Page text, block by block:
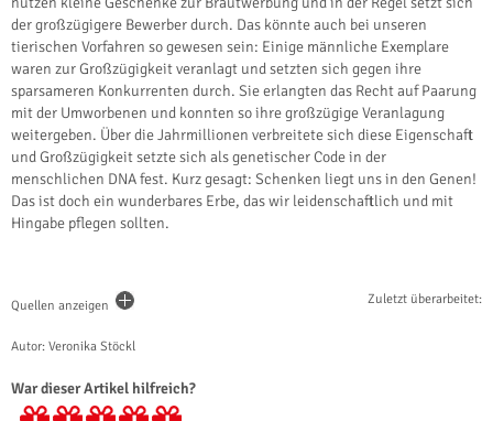
der großzügigere Bewerber durch. Das könnte auch bei unseren
tierischen Vorfahren so gewesen sein: Einige männliche Exemplare
waren zur Großzügigkeit veranlagt und setzten sich gegen ihre
sparsameren Konkurrenten durch. Sie erlangten das Recht auf Paarung
mit der Umworbenen und konnten so ihre großzügige Veranlagung
weitergeben. Über die Jahrmillionen verbreitete sich diese Eigenschaft
und Großzügigkeit setzte sich als genetischer Code in der
menschlichen DNA fest. Kurz gesagt: Schenken liegt uns in den Genen!
Das ist doch ein wunderbares Erbe, das wir leidenschaftlich und mit
Hingabe pflegen sollten.
Quellen anzeigen
Autor: Veronika Stöckl
Zuletzt überarbeitet:
War dieser Artikel hilfreich?